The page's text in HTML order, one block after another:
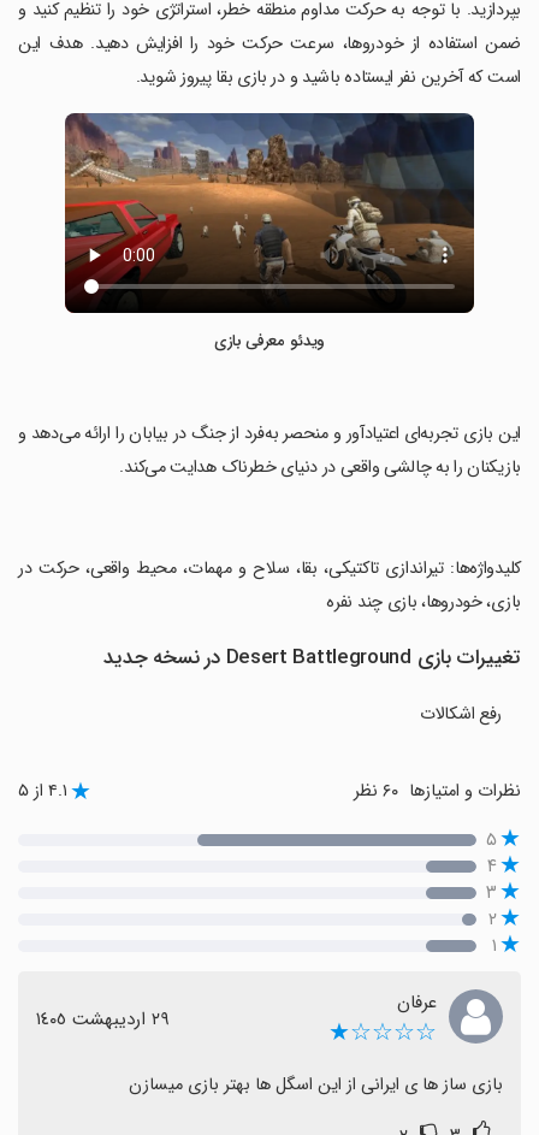
بپردازید. با توجه به حرکت مداوم منطقه خطر، استراتژی خود را تنظیم کنید و
ضمن استفاده از خودروها، سرعت حرکت خود را افزایش دهید. هدف این
است که آخرین نفر ایستاده باشید و در بازی بقا پیروز شوید.
ویدئو معرفی بازی
‏این بازی تجربه‌ای اعتیادآور و منحصر به‌فرد از جنگ در بیابان را ارائه می‌دهد و
بازیکنان را به چالشی واقعی در دنیای خطرناک هدایت می‌کند.
‏کلیدواژه‌ها: تیراندازی تاکتیکی، بقا، سلاح و مهمات، محیط واقعی، حرکت در
بازی، خودروها، بازی چند نفره
تغییرات بازی Desert Battleground در نسخه جدید
رفع اشکالات
نظرات و امتیازها ۴.۱ از ۵
۵
۴
۳
۲
۱
عرفان
☆☆☆☆★ ٢٩ اردیبهشت ١٤٠٥
بازی ساز ها ی ایرانی از این اسگل ها بهتر بازی میسازن